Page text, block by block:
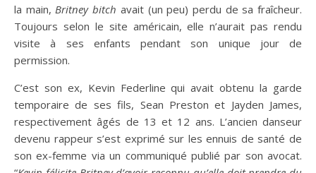
la main,Britney bitch avait (un peu) perdu de sa fraîcheur.
Toujours selon le site américain, elle n’aurait pas rendu
visite à ses enfants pendant son unique jour de
permission.
C’est son ex, Kevin Federline qui avait obtenu la garde
temporaire de ses fils, Sean Preston et Jayden James,
respectivement âgés de 13 et 12 ans. L’ancien danseur
devenu rappeur s’est exprimé sur les ennuis de santé de
son ex-femme via un communiqué publié par son avocat.